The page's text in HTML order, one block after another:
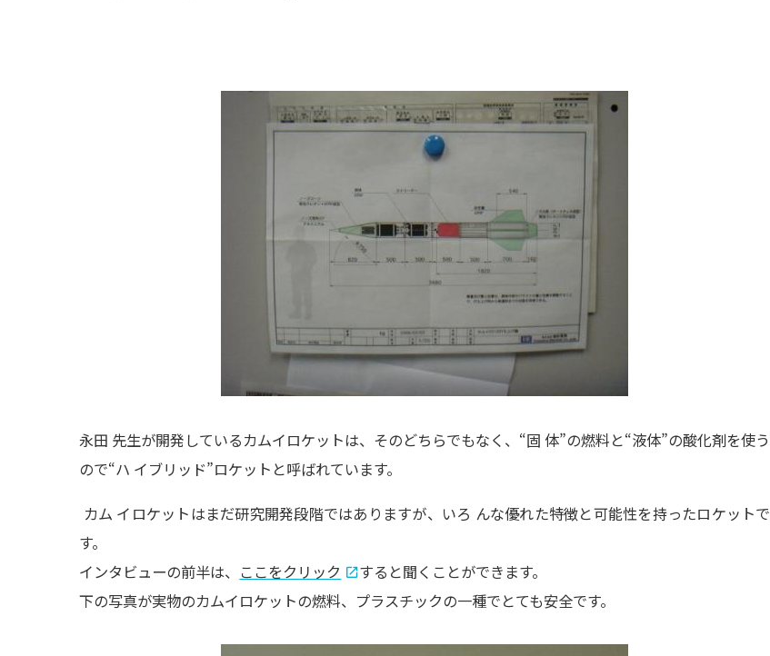
永田 先生が開発しているカムイロケットは、そのどちらでもなく、 “固 体”の燃料と“液体”の酸化剤を使う
ので“ハ イブリッド”ロケットと呼ばれています。
カム イロケットはまだ研究開発段階ではありますが、 いろ んな優れた特徴と可能性を持ったロケットで
す。
インタビューの前半は、 ここをクリック
すると聞くことができます。
下の写真が実物のカムイロケットの燃料、プラスチックの一種でとても安全です。